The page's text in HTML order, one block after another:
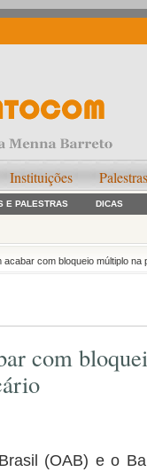
Instituições Palestras
E PALESTRAS DICAS
acabar com bloqueio múltiplo na
com
(OAB) e o